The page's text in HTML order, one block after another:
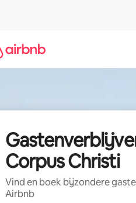
Corpus Christi
Vind en boek bijzondere
Airbnb